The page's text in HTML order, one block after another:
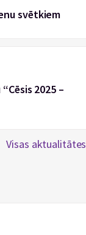
svētkiem
2025 –
Visas aktualitātes